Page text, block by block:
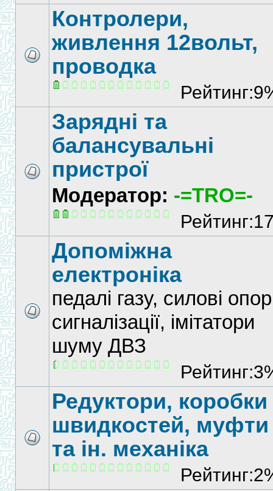
Контролери,
живлення 12вольт,
проводка
Зарядні та
балансувальні
пристрої
Модератор: -=TRO=-
Допоміжна
електроніка
педалі газу, силові
сигналізації, імітатори
шуму ДВЗ
Редуктори, коробки
швидкостей, муфти
та ін. механіка